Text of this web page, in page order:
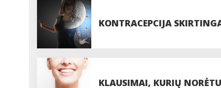
KONTRACEPCIJA
KLAUSIMAI, KURIŲ